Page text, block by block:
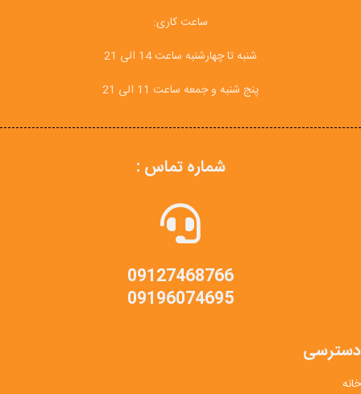
ساعت کاری:
شنبه تا چهارشنبه ساعت 14 الی 21
پنج شنبه و جمعه ساعت 11 الی 21
شماره تماس :
09127468766
09196074695
دسترسی
خانه